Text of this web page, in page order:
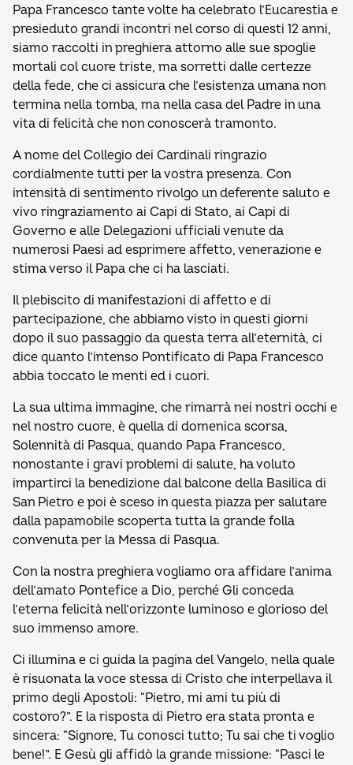
Papa Francesco tante volte ha celebrato l’Eucarestia e
presieduto grandi incontri nel corso di questi 12 anni,
siamo raccolti in preghiera attorno alle sue spoglie
mortali col cuore triste, ma sorretti dalle certezze
della fede, che ci assicura che l’esistenza umana non
termina nella tomba, ma nella casa del Padre in una
vita di felicità che non conoscerà tramonto.
A nome del Collegio dei Cardinali ringrazio
cordialmente tutti per la vostra presenza. Con
intensità di sentimento rivolgo un deferente saluto e
vivo ringraziamento ai Capi di Stato, ai Capi di
Governo e alle Delegazioni ufficiali venute da
numerosi Paesi ad esprimere affetto, venerazione e
stima verso il Papa che ci ha lasciati.
Il plebiscito di manifestazioni di affetto e di
partecipazione, che abbiamo visto in questi giorni
dopo il suo passaggio da questa terra all’eternità, ci
dice quanto l’intenso Pontificato di Papa Francesco
abbia toccato le menti ed i cuori.
La sua ultima immagine, che rimarrà nei nostri occhi e
nel nostro cuore, è quella di domenica scorsa,
Solennità di Pasqua, quando Papa Francesco,
nonostante i gravi problemi di salute, ha voluto
impartirci la benedizione dal balcone della Basilica di
San Pietro e poi è sceso in questa piazza per salutare
dalla papamobile scoperta tutta la grande folla
convenuta per la Messa di Pasqua.
Con la nostra preghiera vogliamo ora affidare l’anima
dell’amato Pontefice a Dio, perché Gli conceda
l’eterna felicità nell’orizzonte luminoso e glorioso del
suo immenso amore.
Ci illumina e ci guida la pagina del Vangelo, nella quale
è risuonata la voce stessa di Cristo che interpellava il
primo degli Apostoli: “Pietro, mi ami tu più di
costoro?”. E la risposta di Pietro era stata pronta e
sincera: “Signore, Tu conosci tutto; Tu sai che ti voglio
bene!”. E Gesù gli affidò la grande missione: “Pasci le